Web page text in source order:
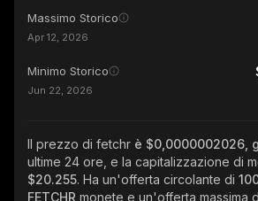
Massimo Storico
Apr 12, 2026
Minimo Storico
Jun 22, 2026
Il prezzo di fetchr è $0,0000002026,
ultime 24 ore, e la capitalizzazione di
$20.255. Ha un'offerta circolante di
FETCHR monete e un'offerta massima